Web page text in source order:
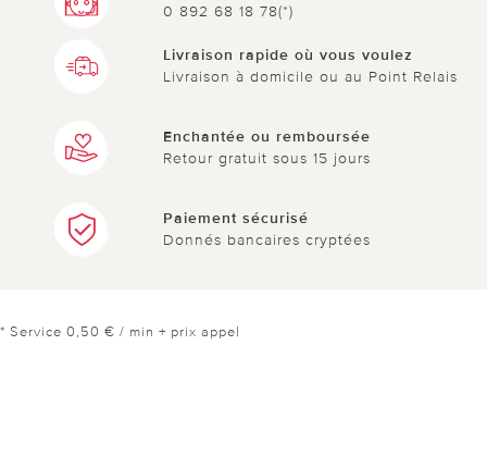
0 892 68 18 78(*)
Livraison rapide où vous voulez
Livraison à domicile ou au Point Relais
Enchantée ou remboursée
Retour gratuit sous 15 jours
Paiement sécurisé
Donnés bancaires cryptées
* Service 0,50 € / min + prix appel